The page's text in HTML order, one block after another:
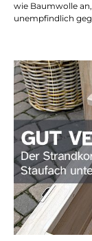
wie Baumwolle
unempfindlich